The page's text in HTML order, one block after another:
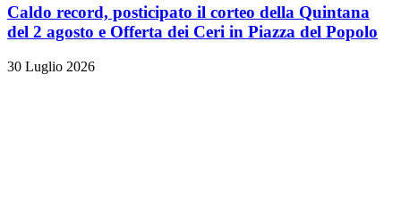
Caldo record, posticipato il corteo della Quintana
del 2 agosto e Offerta dei Ceri in Piazza del Popolo
30 Luglio 2026